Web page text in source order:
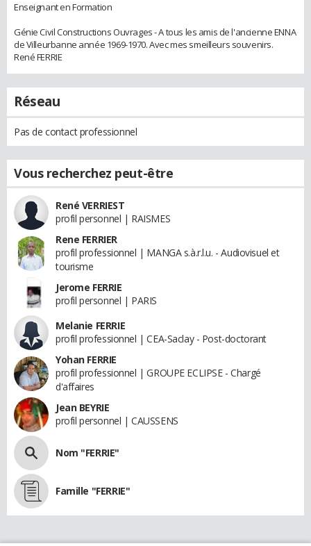
Enseignant en Formation
Génie Civil Constructions Ouvrages - A tous les amis de l'ancienne ENNA
de Villeurbanne année 1969-1970. Avec mes smeilleurs souvenirs.
René FERRIE
Réseau
Pas de contact professionnel
Vous recherchez peut-être
René VERRIEST
profil personnel | RAISMES
Rene FERRIER
profil professionnel | MANGA s.à.r.l.u. - Audiovisuel et
tourisme
Jerome FERRIE
profil personnel | PARIS
Melanie FERRIE
profil professionnel | CEA-Saclay - Post-doctorant
Yohan FERRIE
profil professionnel | GROUPE ECLIPSE - Chargé
d'affaires
Jean BEYRIE
profil personnel | CAUSSENS
Nom "FERRIE"
Famille "FERRIE"